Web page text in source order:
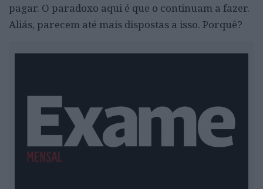
pagar. O paradoxo aqui é que o continuam a fazer.
Aliás, parecem até mais dispostas a isso. Porquê?